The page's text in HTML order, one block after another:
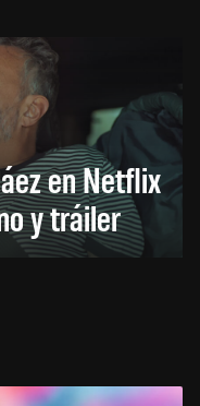
en Netflix
y tráiler